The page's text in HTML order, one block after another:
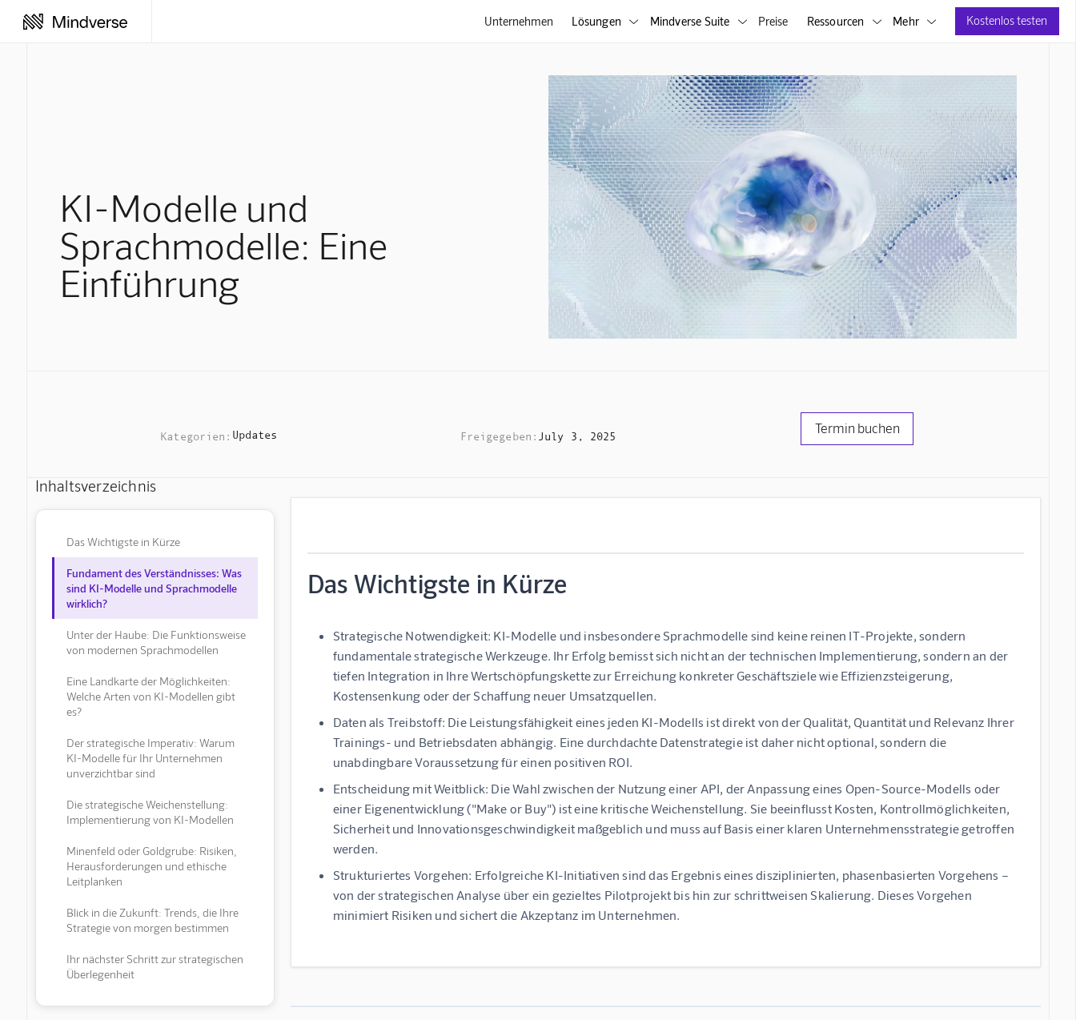
Unternehmen Lösungen  Mindverse Suite  Preise Ressourcen  Mehr  Kostenlos testen
KI-Modelle und
Sprachmodelle: Eine
Einführung
Kategorien: Updates Freigegeben: July 3, 2025
Termin buchen
Inhaltsverzeichnis
Das Wichtigste in Kürze
Fundament des Verständnisses: Was
sind KI-Modelle und Sprachmodelle
wirklich?
Unter der Haube: Die Funktionsweise
von modernen Sprachmodellen
Eine Landkarte der Möglichkeiten:
Welche Arten von KI-Modellen gibt
es?
Der strategische Imperativ: Warum
KI-Modelle für Ihr Unternehmen
unverzichtbar sind
Die strategische Weichenstellung:
Implementierung von KI-Modellen
Minenfeld oder Goldgrube: Risiken,
Herausforderungen und ethische
Leitplanken
Blick in die Zukunft: Trends, die Ihre
Strategie von morgen bestimmen
Ihr nächster Schritt zur strategischen
Überlegenheit
Das Wichtigste in Kürze
Strategische Notwendigkeit: KI-Modelle und insbesondere Sprachmodelle sind keine reinen IT-Projekte, sondern
fundamentale strategische Werkzeuge. Ihr Erfolg bemisst sich nicht an der technischen Implementierung, sondern an der
tiefen Integration in Ihre Wertschöpfungskette zur Erreichung konkreter Geschäftsziele wie Effizienzsteigerung,
Kostensenkung oder der Schaffung neuer Umsatzquellen.
Daten als Treibstoff: Die Leistungsfähigkeit eines jeden KI-Modells ist direkt von der Qualität, Quantität und Relevanz Ihrer
Trainings- und Betriebsdaten abhängig. Eine durchdachte Datenstrategie ist daher nicht optional, sondern die
unabdingbare Voraussetzung für einen positiven ROI.
Entscheidung mit Weitblick: Die Wahl zwischen der Nutzung einer API, der Anpassung eines Open-Source-Modells oder
einer Eigenentwicklung ("Make or Buy") ist eine kritische Weichenstellung. Sie beeinflusst Kosten, Kontrollmöglichkeiten,
Sicherheit und Innovationsgeschwindigkeit maßgeblich und muss auf Basis einer klaren Unternehmensstrategie getroffen
werden.
Strukturiertes Vorgehen: Erfolgreiche KI-Initiativen sind das Ergebnis eines disziplinierten, phasenbasierten Vorgehens –
von der strategischen Analyse über ein gezieltes Pilotprojekt bis hin zur schrittweisen Skalierung. Dieses Vorgehen
minimiert Risiken und sichert die Akzeptanz im Unternehmen.